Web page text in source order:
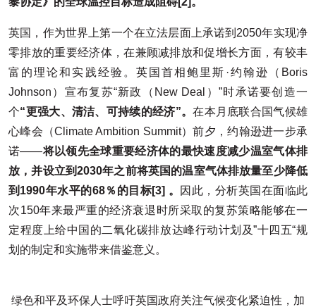
英国，作为世界上第一个在立法层面上承诺到2050年实现净
零排放的重要经济体，在兼顾减排放和促增长方面，有较丰
富的理论和实践经验。英国首相鲍里斯·约翰逊（Boris
Johnson）宣布复苏“新政（New Deal）”时承诺要创造一
个“更强大、清洁、可持续的经济”。在本月底联合国气候雄
心峰会（Climate Ambition Summit）前夕，约翰逊进一步承
诺——将以领先全球重要经济体的最快速度减少温室气体排
放，并设立到2030年之前将英国的温室气体排放量至少降低
到1990年水平的68％的目标[3] 。
因此，分析英国在面临此
次150年来最严重的经济衰退时所采取的复苏策略能够在一
定程度上给中国的二氧化碳排放达峰行动计划及”十四五“规
划的制定和实施带来借鉴意义。
绿色和平及环保人士呼吁英国政府关注气候变化紧迫性，加